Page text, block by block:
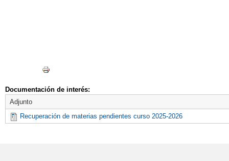
Documentación de interés:
Adjunto
Recuperación de materias pendientes curso 2025-2026